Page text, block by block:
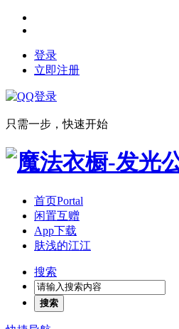
登录
立即注册
只需一步，快速开始
首页Portal
闲置互赠
App下载
肤浅的江江
搜索
搜索